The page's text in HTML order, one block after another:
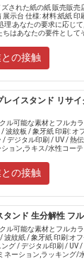
された紙の紙 販売販売
示台 仕様: 材料:紙紙 印
理:あなたの要求に応じ
ちはあなたの要件として
の接触
レイスタンド リサ
ル可能な素材とフルカ
/ 波紋板 / 象牙紙 印刷: オ
/ デジタル印刷 / UV / 熱
ョン,ラキス/水性コー
の接触
ンド 生分解性 フ
ル可能な素材とフルカ
波紋紙 / 象牙紙 印刷:オ
グ / デジタル印刷 / UV
ネーション,ラッキング/